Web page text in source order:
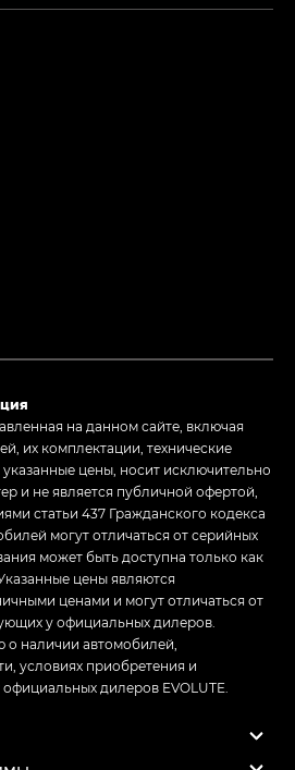
на данном сайте, включая
их комплектации, технические
цены, носит исключительно
и не является публичной офертой,
статьи 437 Гражданского кодекса
могут отличаться от серийных
может быть доступна только как
цены являются
ценами и могут отличаться от
у официальных дилеров.
наличии автомобилей,
условиях приобретения и
дилеров EVOLUTE.